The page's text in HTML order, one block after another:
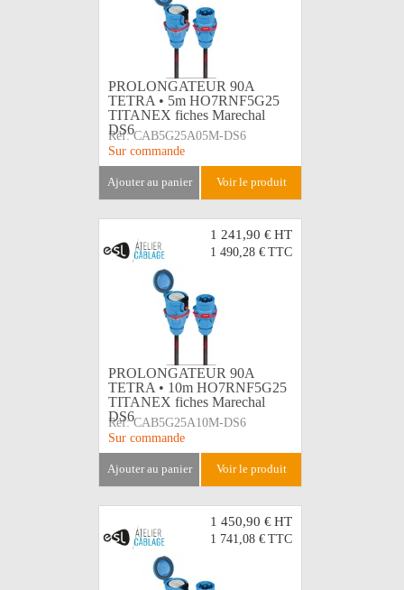
PROLONGATEUR 90A
TETRA • 5m HO7RNF5G25
TITANEX fiches Marechal
DS6
Réf: CAB5G25A05M-DS6
Sur commande
ajouter au panier voir le produit
1 241,90 €HT
1 490,28 € TTC
PROLONGATEUR 90A
TETRA • 10m HO7RNF5G25
TITANEX fiches Marechal
DS6
Réf: CAB5G25A10M-DS6
Sur commande
ajouter au panier voir le produit
1 450,90 €HT
1 741,08 € TTC